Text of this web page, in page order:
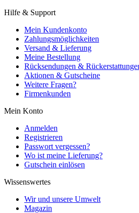
Hilfe & Support
Mein Kundenkonto
Zahlungsmöglichkeiten
Versand & Lieferung
Meine Bestellung
Rücksendungen &
Aktionen & Gutscheine
Weitere Fragen?
Firmenkunden
Mein Konto
Anmelden
Registrieren
Passwort vergessen?
Wo ist meine Lieferung?
Gutschein einlösen
Wissenswertes
Wir und unsere Umwelt
Magazin